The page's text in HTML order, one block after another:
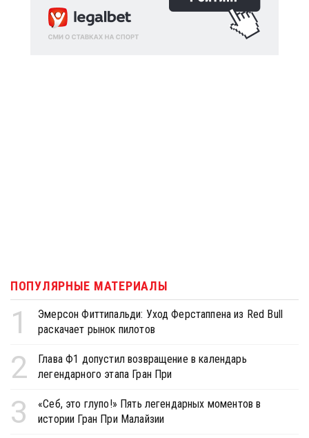
ПОПУЛЯРНЫЕ МАТЕРИАЛЫ
1
Эмерсон Фиттипальди: Уход Ферстаппена из Red Bull
раскачает рынок пилотов
2
Глава Ф1 допустил возвращение в календарь
легендарного этапа Гран При
3
«Себ, это глупо!» Пять легендарных моментов в
истории Гран При Малайзии